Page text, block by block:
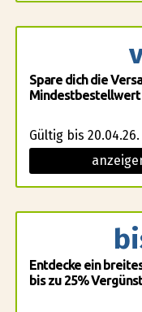
Spare dich die
Mindestbestellwert
Gültig bis 20.04.26.
Entdecke ein
bis zu 25%